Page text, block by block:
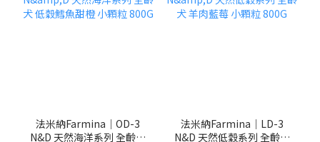
法米納Farmina｜OD-3
N&D 天然海洋系列 全齡犬
法米納Farmina｜LD-3
N&D 天然低穀系列 全齡犬